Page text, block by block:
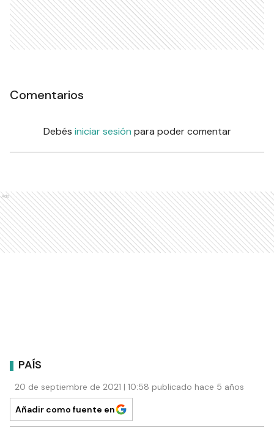
Comentarios
Debés iniciar sesión para poder comentar
Ads
PAÍS
20 de septiembre de 2021 | 10:58 publicado hace 5 años
Añadir como fuente en